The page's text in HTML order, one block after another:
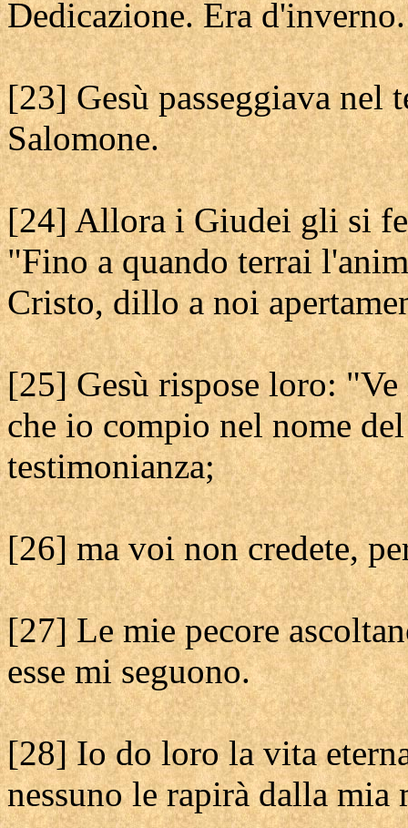
Dedicazione. Era d'inverno.
[23] Gesù passeggiava
Salomone.
[24] Allora i Giudei gli si
"Fino a quando terrai
Cristo, dillo a noi
[25] Gesù rispose loro:
che io compio nel nome
testimonianza;
[26] ma voi non credete,
[27] Le mie pecore
esse mi seguono.
[28] Io do loro la vita
nessuno le rapirà dalla mia